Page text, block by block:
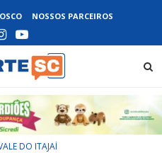
NOSSOS PARCEIROS
DO ITAJAÍ